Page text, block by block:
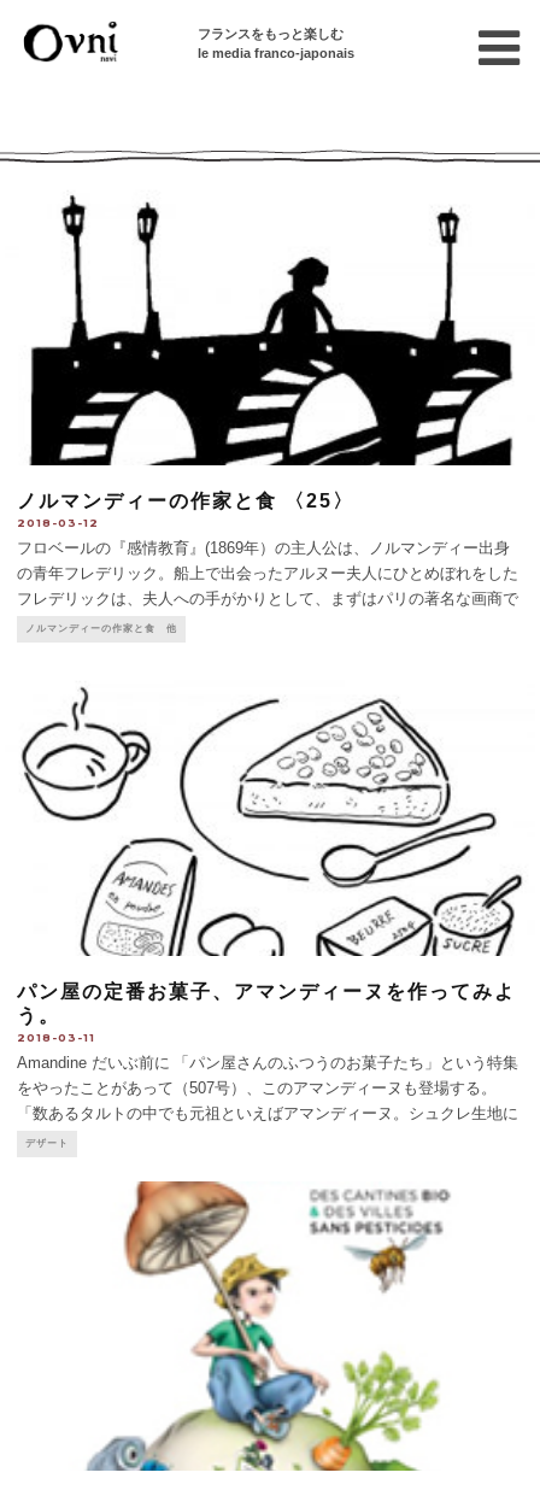
フランスをもっと楽しむ
le media franco-japonais
ノルマンディーの作家と食 〈25〉
2018-03-12
フロベールの『感情教育』(1869年）の主人公は、ノルマンディー出身
の青年フレデリック。船上で出会ったアルヌー夫人にひとめぼれをした
フレデリックは、夫人への手がかりとして、まずはパリの著名な画商で
あるアルヌー氏に近づこうとする。 フレデリックが夫人に再会するま
ノルマンディーの作家と食 他
パン屋の定番お菓子、アマンディーヌを作ってみよ
う。
2018-03-11
Amandine だいぶ前に 「パン屋さんのふつうのお菓子たち」という特集
をやったことがあって（507号）、このアマンディーヌも登場する。
「数あるタルトの中でも元祖といえばアマンディーヌ。シュクレ生地に
アーモンドクリームを詰め、スライスアーモンドを散らして焼きあげた
デザート